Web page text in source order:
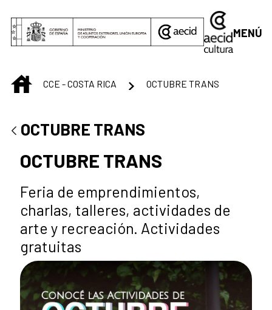
MENÚ
INICIO
CCE - COSTA RICA OCTUBRE TRANS
OCTUBRE TRANS
OCTUBRE TRANS
Feria de emprendimientos,
charlas, talleres, actividades de
arte y recreación. Actividades
gratuitas